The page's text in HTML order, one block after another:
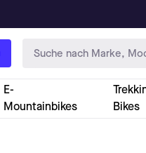
E-
Mountainbikes
Bikes